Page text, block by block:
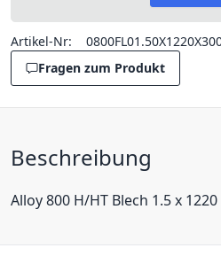
Artikel-Nr:
Fragen zum Produkt
Beschreibung
Alloy 800 H/HT Blech 1.5 x